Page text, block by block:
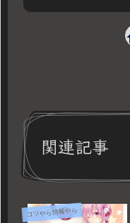
関連記事
コツやら情報やら